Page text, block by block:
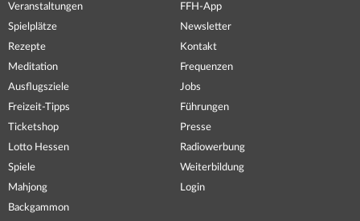
Veranstaltungen
Spielplätze
Rezepte
Meditation
Ausflugsziele
Freizeit-Tipps
Ticketshop
Lotto Hessen
Spiele
Mahjong
Backgammon
FFH-App
Newsletter
Kontakt
Frequenzen
Jobs
Führungen
Presse
Radiowerbung
Weiterbildung
Login